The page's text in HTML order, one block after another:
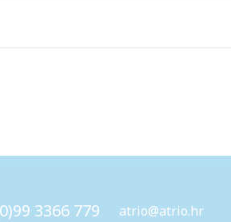
3366 779 atrio@atrio.hr